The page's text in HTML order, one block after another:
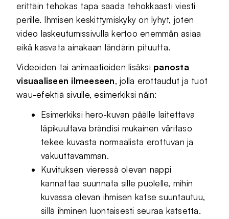
erittäin tehokas tapa saada tehokkaasti viesti
perille. Ihmisen keskittymiskyky on lyhyt, joten
video laskeutumissivulla kertoo enemmän asiaa
eikä kasvata ainakaan ländärin pituutta.
Videoiden tai animaatioiden lisäksi panosta
visuaaliseen ilmeeseen, jolla erottaudut ja tuot
wau-efektiä sivulle, esimerkiksi näin:
Esimerkiksi hero-kuvan päälle laitettava
läpikuultava brändisi mukainen väritaso
tekee kuvasta normaalista erottuvan ja
vakuuttavamman.
Kuvituksen vieressä olevan nappi
kannattaa suunnata sille puolelle, mihin
kuvassa olevan ihmisen katse suuntautuu,
sillä ihminen luontaisesti seuraa katsetta.